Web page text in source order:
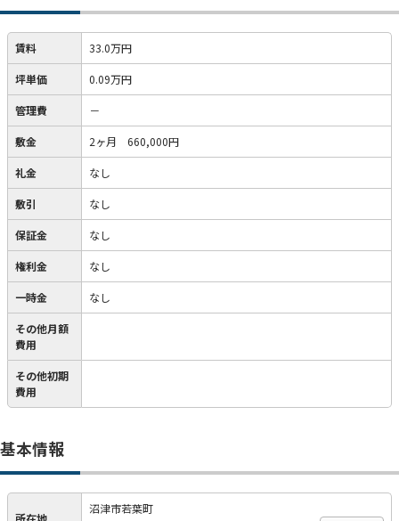
賃料 33.0万円
坪単価 0.09万円
管理費 －
敷金 2ヶ月 660,000円
礼金 なし
敷引 なし
保証金 なし
権利金 なし
一時金 なし
その他月額
費用
その他初期
費用
基本情報
所在地
沼津市若葉町